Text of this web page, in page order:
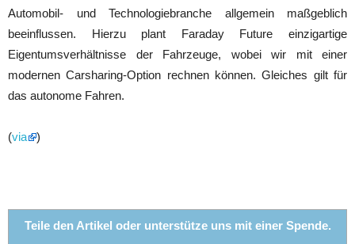
Automobil- und Technologiebranche allgemein maßgeblich
beeinflussen. Hierzu plant Faraday Future einzigartige
Eigentumsverhältnisse der Fahrzeuge, wobei wir mit einer
modernen Carsharing-Option rechnen können. Gleiches gilt für
das autonome Fahren.
(via )
Teile den Artikel oder unterstütze uns mit einer Spende.